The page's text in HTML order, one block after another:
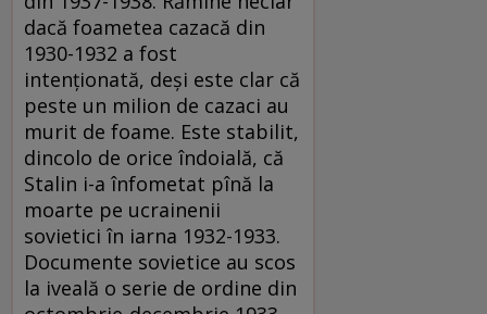
dacă foametea cazacă din
1930-1932 a fost
intenţionată, deşi este clar că
peste un milion de cazaci au
murit de foame. Este stabilit,
dincolo de orice îndoială, că
Stalin i-a înfometat pînă la
moarte pe ucrainenii
sovietici în iarna 1932-1933.
Documente sovietice au scos
la iveală o serie de ordine din